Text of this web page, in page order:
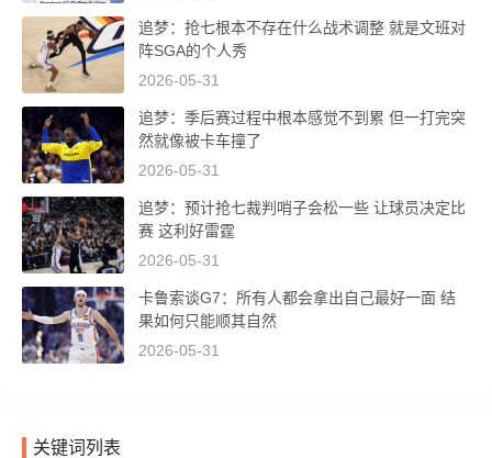
追梦：抢七根本不存在什么战术调整 就是文班对
阵SGA的个人秀
2026-05-31
追梦：季后赛过程中根本感觉不到累 但一打完突
然就像被卡车撞了
2026-05-31
追梦：预计抢七裁判哨子会松一些 让球员决定比
赛 这利好雷霆
2026-05-31
卡鲁索谈G7：所有人都会拿出自己最好一面 结
果如何只能顺其自然
2026-05-31
关键词列表